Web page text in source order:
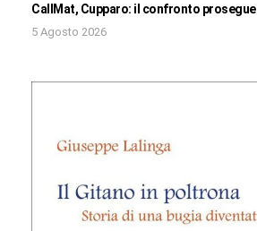
CallMat, Cupparo: il confronto prosegue
5 Agosto 2026